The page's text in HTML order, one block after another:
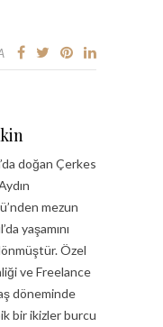
doğan Çerkes
mezun
yaşamını
Özel
ve Freelance
döneminde
bir ikizler burcu